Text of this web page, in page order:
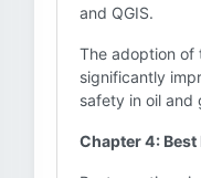
and QGIS.
The adoption of
significantly
safety in oil and
Chapter 4: